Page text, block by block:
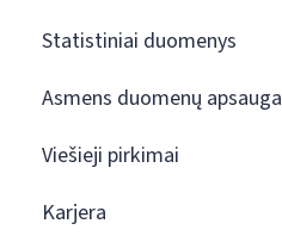
Statistiniai duomenys
Asmens duomenų apsauga
Viešieji pirkimai
Karjera